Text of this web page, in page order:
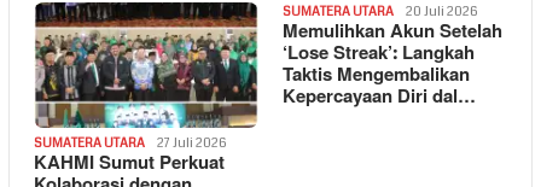
SUMATERA UTARA 27 Juli 2026
KAHMI Sumut Perkuat
SUMATERA UTARA 20 Juli 2026
Memulihkan Akun Setelah
‘Lose Streak’: Langkah
Taktis Mengembalikan
Kepercayaan Diri dal…